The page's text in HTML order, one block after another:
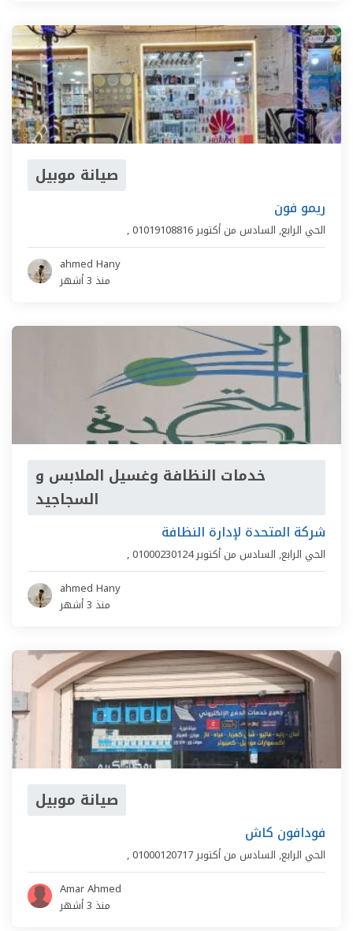
صيانة موبيل
ريمو فون
, الحي الرابع, السادس من أكتوبر01019108816
ahmed Hany
منذ 3 أشهر
خدمات النظافة وغسيل الملابس و
السجاجيد
شركة المتحدة لإدارة النظافة
, الحي الرابع, السادس من أكتوبر01000230124
ahmed Hany
منذ 3 أشهر
صيانة موبيل
فودافون كاش
, الحي الرابع, السادس من أكتوبر01000120717
Amar Ahmed
منذ 3 أشهر